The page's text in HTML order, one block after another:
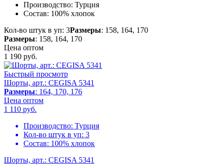
Производство: Турция
Состав: 100% хлопок
Кол-во штук в уп: 3Размеры: 158, 164, 170
Размеры: 158, 164, 170
Цена оптом
1 190 руб.
Быстрый просмотр
Шорты, арт.: CEGISA 5341
Размеры: 164, 170, 176
Цена оптом
1 110 руб.
Производство: Турция
Кол-во штук в уп: 3
Состав: 100% хлопок
Шорты, арт.: CEGISA 5341